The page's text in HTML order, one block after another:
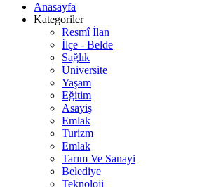
Anasayfa
Kategoriler
Resmî İlan
İlçe - Belde
Sağlık
Üniversite
Yaşam
Eğitim
Asayiş
Emlak
Turizm
Emlak
Tarım Ve Sanayi
Belediye
Teknoloji